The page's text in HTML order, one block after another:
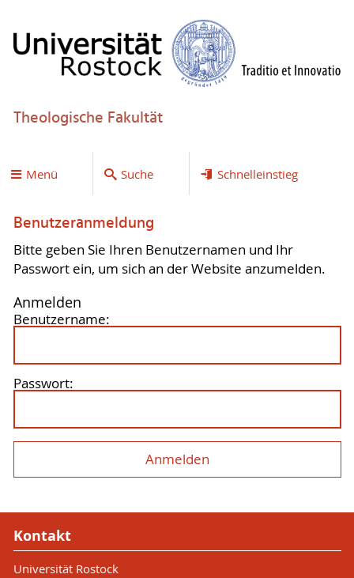
Theologische Fakultät
Menü Suche Schnelleinstieg
Benutzeranmeldung
Bitte geben Sie Ihren Benutzernamen und Ihr
Passwort ein, um sich an der Website anzumelden.
Anmelden
Benutzername:
Passwort:
Kontakt
Universität Rostock